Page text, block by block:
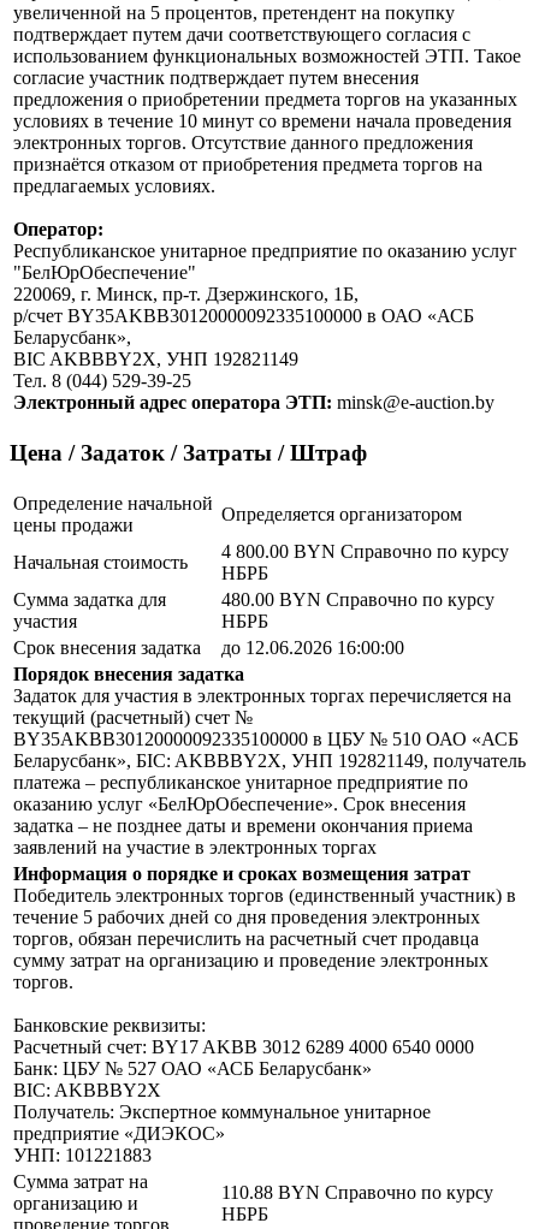
увеличенной на 5 процентов, претендент на покупку
подтверждает путем дачи соответствующего согласия с
использованием функциональных возможностей ЭТП. Такое
согласие участник подтверждает путем внесения
предложения о приобретении предмета торгов на указанных
условиях в течение 10 минут со времени начала проведения
электронных торгов. Отсутствие данного предложения
признаётся отказом от приобретения предмета торгов на
предлагаемых условиях.
Оператор:
Республиканское унитарное предприятие по оказанию услуг
"БелЮрОбеспечение"
220069, г. Минск, пр-т. Дзержинского, 1Б,
р/счет BY35AKBB30120000092335100000 в ОАО «АСБ
Беларусбанк»,
BIC AKBBBY2X, УНП 192821149
Тел. 8 (044) 529-39-25
Электронный адрес оператора ЭТП: minsk@e-auction.by
Цена / Задаток / Затраты / Штраф
Определение начальной
цены продажи
Определяется организатором
Начальная стоимость
4 800.00 BYN Справочно по курсу
НБРБ
Сумма задатка для
участия
480.00 BYN Справочно по курсу
НБРБ
Срок внесения задатка
до 12.06.2026 16:00:00
Порядок внесения задатка
Задаток для участия в электронных торгах перечисляется на
текущий (расчетный) счет №
BY35AKBB30120000092335100000 в ЦБУ № 510 ОАО «АСБ
Беларусбанк», БIC: AKBBBY2X, УНП 192821149, получатель
платежа – республиканское унитарное предприятие по
оказанию услуг «БелЮрОбеспечение». Срок внесения
задатка – не позднее даты и времени окончания приема
заявлений на участие в электронных торгах
Информация о порядке и сроках возмещения затрат
Победитель электронных торгов (единственный участник) в
течение 5 рабочих дней со дня проведения электронных
торгов, обязан перечислить на расчетный счет продавца
сумму затрат на организацию и проведение электронных
торгов.
Банковские реквизиты:
Расчетный счет: BY17 AKBB 3012 6289 4000 6540 0000
Банк: ЦБУ № 527 ОАО «АСБ Беларусбанк»
BIC: AKBBBY2X
Получатель: Экспертное коммунальное унитарное
предприятие «ДИЭКОС»
УНП: 101221883
Сумма затрат на
организацию и
проведение торгов
110.88 BYN Справочно по курсу
НБРБ